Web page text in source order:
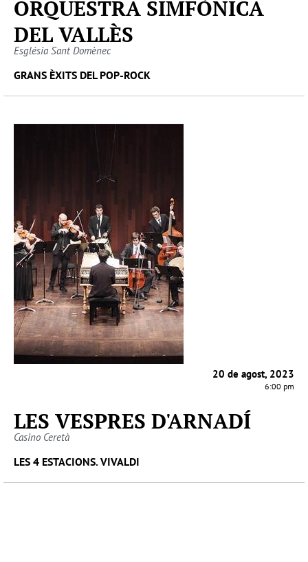
ORQUESTRA SIMFÒNICA
DEL VALLÈS
Església Sant Domènec
GRANS ÈXITS DEL POP-ROCK
20 de agost, 2023
6:00 pm
LES VESPRES D'ARNADÍ
Casino Ceretà
LES 4 ESTACIONS. VIVALDI